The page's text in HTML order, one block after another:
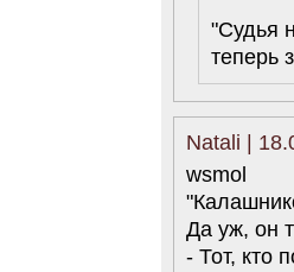
"Судья
теперь
Natali |
wsmol
Да уж, он
- Тот, кто